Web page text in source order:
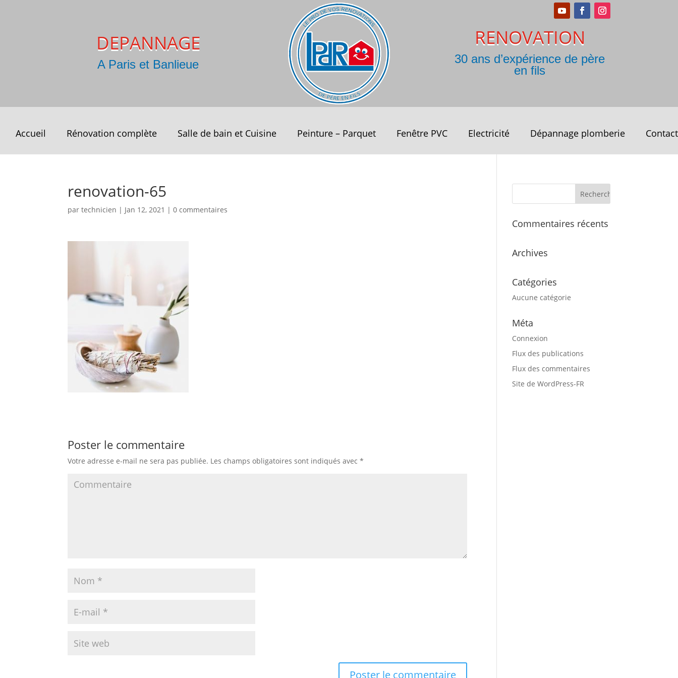
DEPANNAGE
A Paris et Banlieue
RENOVATION
30 ans d’expérience de père
en fils
Accueil Rénovation complète Salle de bain et Cuisine Peinture – Parquet Fenêtre PVC Electricité Dépannage plomberie Contact
renovation-65
partechnicien | Jan 12, 2021 |0 commentaires
Poster le commentaire
Votre adresse e-mail ne sera pas publiée. Les champs obligatoires sont indiqués avec*
Commentaires récents
Archives
Catégories
Aucune catégorie
Méta
Connexion
Flux des publications
Flux des commentaires
Site de WordPress-FR